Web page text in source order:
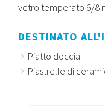
vetro temperato 6/8
DESTINATO
Piatto doccia
Piastrelle di